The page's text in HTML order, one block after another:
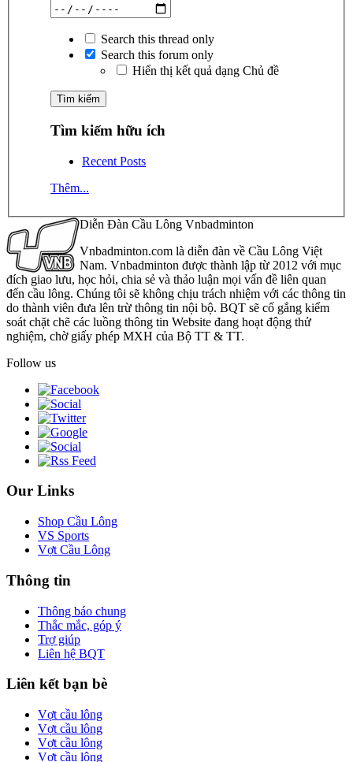
Search this thread only
Search this forum only
Hiển thị kết quả dạng Chủ đề
Tìm kiếm hữu ích
Recent Posts
Thêm...
Diễn Đàn Cầu Lông Vnbadminton
Vnbadminton.com là diễn đàn về Cầu Lông Việt
Nam. Vnbadminton được thành lập từ 2012 với mục
đích giao lưu, học hỏi, chia sẻ và thảo luận mọi vấn đề liên quan
đến cầu lông. Chúng tôi sẽ không chịu trách nhiệm với các thông tin
do thành viên đưa lên trừ thông tin nội bộ. BQT sẽ cố gắng kiểm
soát chặt chẽ các luồng thông tin Website đang hoạt động thử
nghiệm, chờ giấy phép MXH của Bộ TT & TT.
Follow us
Our Links
Shop Cầu Lông
VS Sports
Vợt Cầu Lông
Thông tin
Thông báo chung
Thắc mắc, góp ý
Trợ giúp
Liên hệ BQT
Liên kết bạn bè
Vợt cầu lông
Vợt cầu lông
Vợt cầu lông
Vợt cầu lông